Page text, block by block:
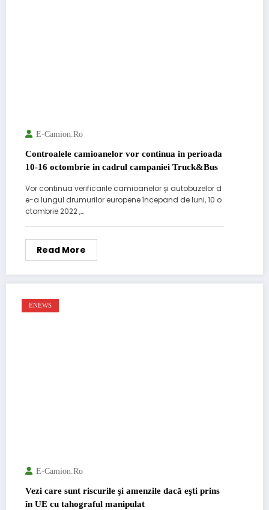
E-Camion.ro
Controalele camioanelor vor continua in perioada
10-16 octombrie in cadrul campaniei Truck&Bus
Vor continua verificarile camioanelor și autobuzelor d
e-a lungul drumurilor europene începand de luni, 10 o
ctombrie 2022 ,…
Read More
ENEWS
E-Camion.ro
Vezi care sunt riscurile şi amenzile dacă eşti prins
în UE cu tahograful manipulat